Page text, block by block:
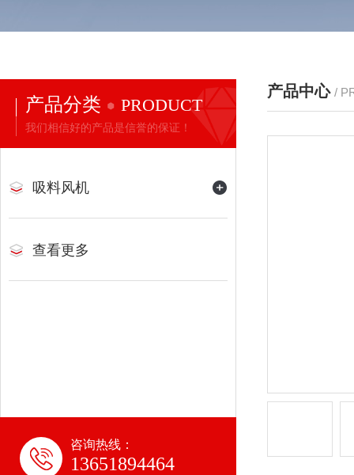
产品分类 PRODUCT
我们相信好的产品是信誉的保证！
吸料风机
查看更多
咨询热线：
13651894464
产品中心 /